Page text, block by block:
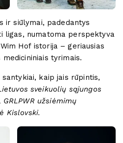
ir siūlymai, padedantys
ligas, numatoma perspektyva
Hof istorija – geriausias
tyrimais.
santykiai, kaip jais rūpintis,
sveikuolių sąjungos
užsiėmimų
Kislovski.